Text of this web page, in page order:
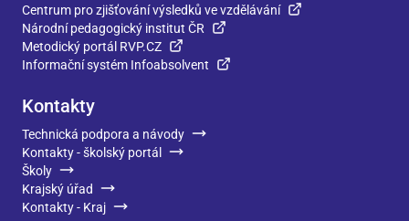
Centrum pro zjišťování výsledků ve vzdělávání
Národní pedagogický institut ČR
Metodický portál RVP.CZ
Informační systém Infoabsolvent
Kontakty
Technická podpora a návody
Kontakty - školský portál
Školy
Krajský úřad
Kontakty - Kraj